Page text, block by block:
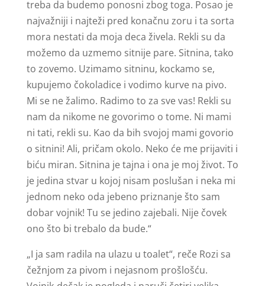
treba da budemo ponosni zbog toga. Posao je
najvažniji i najteži pred konačnu zoru i ta sorta
mora nestati da moja deca živela. Rekli su da
možemo da uzmemo sitnije pare. Sitnina, tako
to zovemo. Uzimamo sitninu, kockamo se,
kupujemo čokoladice i vodimo kurve na pivo.
Mi se ne žalimo. Radimo to za sve vas! Rekli su
nam da nikome ne govorimo o tome. Ni mami
ni tati, rekli su. Kao da bih svojoj mami govorio
o sitnini! Ali, pričam okolo. Neko će me prijaviti i
biću miran. Sitnina je tajna i ona je moj život. To
je jedina stvar u kojoj nisam poslušan i neka mi
jednom neko oda jebeno priznanje što sam
dobar vojnik! Tu se jedino zajebali. Nije čovek
ono što bi trebalo da bude.“
„I ja sam radila na ulazu u toalet“, reče Rozi sa
čežnjom za pivom i nejasnom prošlošću.